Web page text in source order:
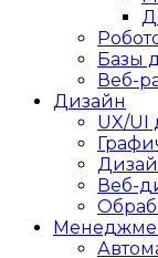
Базы
Веб-
Дизайн
UX/UI
Веб-